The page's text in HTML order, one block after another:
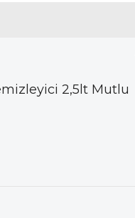
2,5lt Mutlu